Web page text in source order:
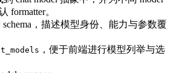
formatter。
schema，描述模型身份、能力与参数覆
，便于前端进行模型列举与选